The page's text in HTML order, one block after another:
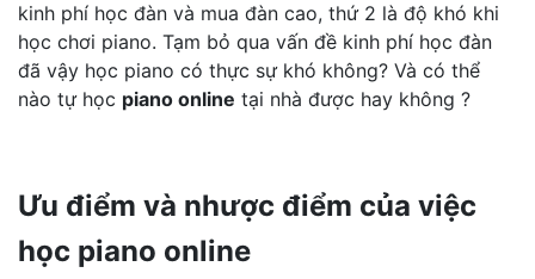
kinh phí học đàn và mua đàn cao, thứ 2 là độ khó khi
học chơi piano. Tạm bỏ qua vấn đề kinh phí học đàn
đã vậy học piano có thực sự khó không? Và có thể
nào tự học piano online tại nhà được hay không ?
Ưu điểm và nhược điểm của việc
học piano online